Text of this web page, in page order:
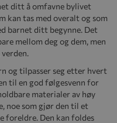
ditt å omfavne bylivet
kan tas med overalt og som
barnet ditt begynne. Det
mellom deg og dem, men
og tilpasser seg etter hvert
til en god følgesvenn for
materialer av høy
noe som gjør den til et
Den kan foldes